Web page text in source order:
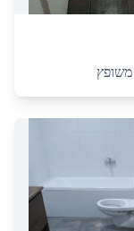
משופץ